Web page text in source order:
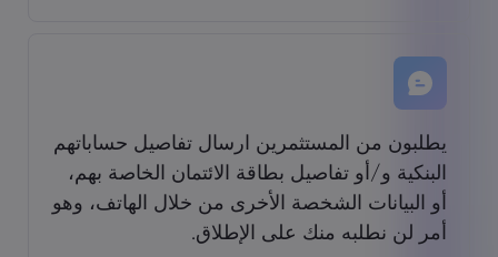
يطلبون من المستثمرين ارسال تفاصيل حساباتهم
البنكية و/أو تفاصيل بطاقة الائتمان الخاصة بهم،
أو البيانات الشخصة الأخرى من خلال الهاتف، وهو
أمر لن نطلبه منك على الإطلاق.